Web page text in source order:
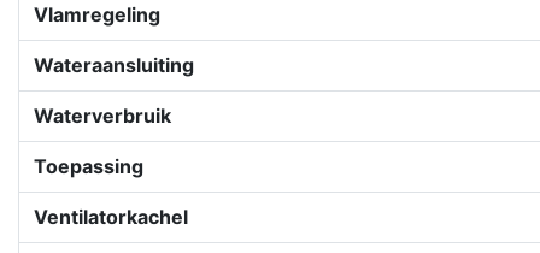
Vlamregeling
Wateraansluiting
Waterverbruik
Toepassing
Ventilatorkachel